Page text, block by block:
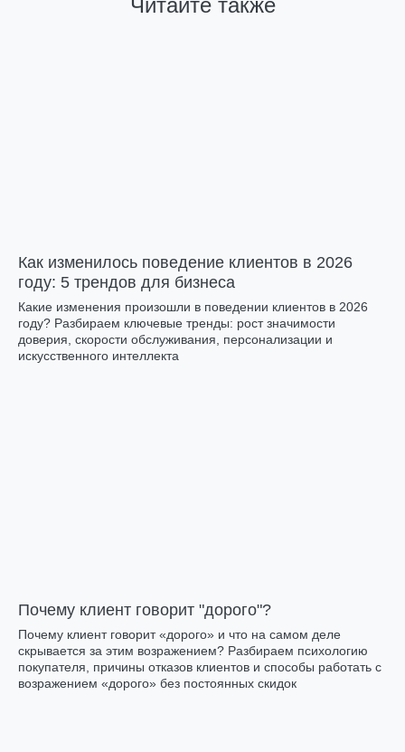
Как изменилось поведение клиентов в 2026
году: 5 трендов для бизнеса
Какие изменения произошли в поведении клиентов в 2026
году? Разбираем ключевые тренды: рост значимости
доверия, скорости обслуживания, персонализации и
искусственного интеллекта
Почему клиент говорит "дорого"?
Почему клиент говорит «дорого» и что на самом деле
скрывается за этим возражением? Разбираем психологию
покупателя, причины отказов клиентов и способы работать с
возражением «дорого» без постоянных скидок